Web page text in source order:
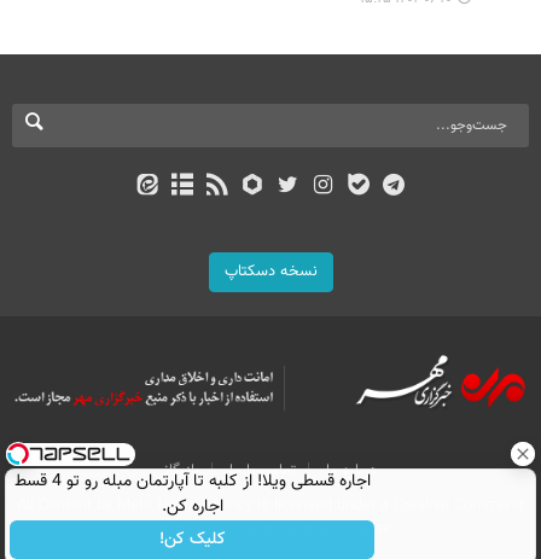
نسخه دسکتاپ
درباره ما تماس با ما
بازرگانی
All Content by Mehr News Agency is licensed under a Creative Commons
Attribution 4.0 International License.
اجاره‌ قسطی ویلا! از کلبه تا آپارتمان مبله رو تو 4 قسط
اجاره کن.
کلیک کن!